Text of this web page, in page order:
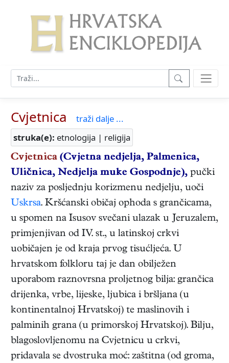
Cvjetnica
traži dalje ...
struka(e): etnologija | religija
Cvjetnica (Cvjetna nedjelja, Palmenica,
Uličnica, Nedjelja muke Gospodnje), pučki
naziv za posljednju korizmenu nedjelju, uoči
Uskrsa. Kršćanski običaj ophoda s grančicama,
u spomen na Isusov svečani ulazak u Jeruzalem,
primjenjivan od IV. st., u latinskoj crkvi
uobičajen je od kraja prvog tisućljeća. U
hrvatskom folkloru taj je dan obilježen
uporabom raznovrsna proljetnog bilja: grančica
drijenka, vrbe, lijeske, ljubica i bršljana (u
kontinentalnoj Hrvatskoj) te maslinovih i
palminih grana (u primorskoj Hrvatskoj). Bilju,
blagoslovljenomu na Cvjetnicu u crkvi,
pridavala se dvostruka moć: zaštitna (od groma,